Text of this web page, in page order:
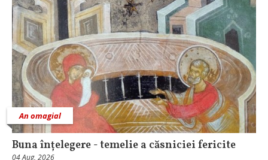
An omagial
Buna înțelegere - temelie a căsniciei fericite
04 Aug, 2026